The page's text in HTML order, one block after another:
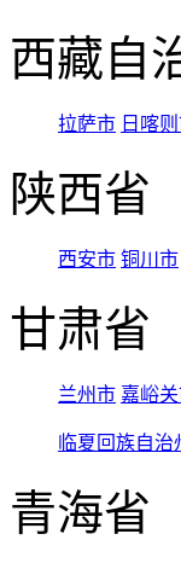
西藏自
拉萨市 日喀
陕西省
西安市 铜川市
甘肃省
兰州市 嘉峪
临夏回族自治
青海省